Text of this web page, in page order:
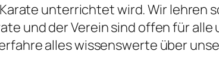
unterrichtet wird. Wir lehren
und der Verein sind offen für alle
alles wissenswerte über